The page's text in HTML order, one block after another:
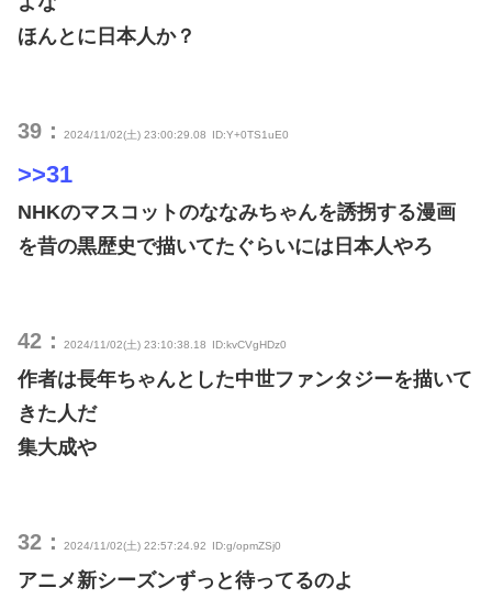
ほんとに日本人か？
39： 2024/11/02(土) 23:00:29.08 ID:Y+0TS1uE0
>>31
NHKのマスコットのななみちゃんを誘拐する漫画
を昔の黒歴史で描いてたぐらいには日本人やろ
42： 2024/11/02(土) 23:10:38.18 ID:kvCVgHDz0
作者は長年ちゃんとした中世ファンタジーを描いて
きた人だ
集大成や
32： 2024/11/02(土) 22:57:24.92 ID:g/opmZSj0
アニメ新シーズンずっと待ってるのよ